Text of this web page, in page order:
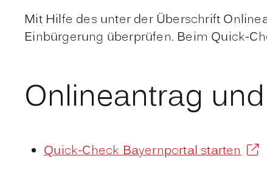
Mit Hilfe des unter der Überschrift
Einbürgerung überprüfen. Beim Quick-
Onlineantrag
Quick-Check Bayernportal starten